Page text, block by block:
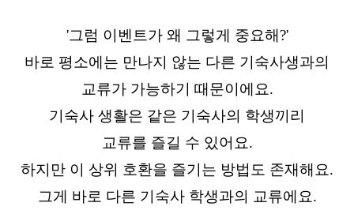
'그럼 이벤트가 왜 그렇게 중요해?'
바로 평소에는 만나지 않는 다른 기숙사생과의
교류가 가능하기 때문이에요.
기숙사 생활은 같은 기숙사의 학생끼리
교류를 즐길 수 있어요.
하지만 이 상위 호환을 즐기는 방법도 존재해요.
그게 바로 다른 기숙사 학생과의 교류에요.